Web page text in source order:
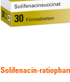
Solifenacin-